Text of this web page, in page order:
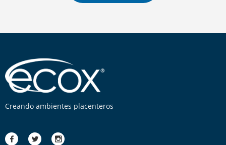
Creando ambientes placenteros